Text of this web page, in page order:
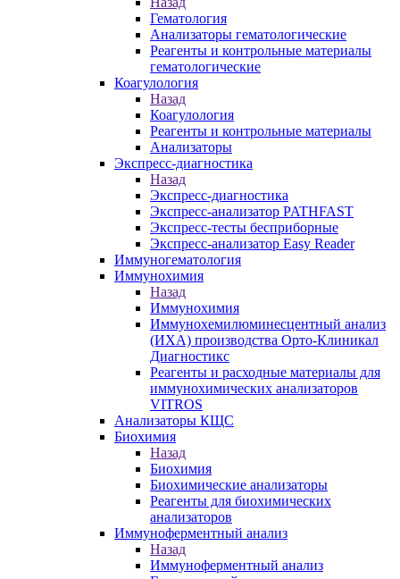
Гематология
Анализаторы гематологические
Реагенты и контрольные материалы
гематологические
Коагулология
Назад
Коагулология
Реагенты и контрольные материалы
Анализаторы
Экспресс-диагностика
Назад
Экспресс-диагностика
Экспресс-анализатор PATHFAST
Экспресс-тесты бесприборные
Экспресс-анализатор Easy Reader
Иммуногематология
Иммунохимия
Назад
Иммунохимия
Иммунохемилюминесцентный анализ
(ИХА) производства Орто-Клиникал
Диагностикс
Реагенты и расходные материалы для
иммунохимических анализаторов
VITROS
Анализаторы КЩС
Биохимия
Назад
Биохимия
Биохимические анализаторы
Реагенты для биохимических
анализаторов
Иммуноферментный анализ
Назад
Иммуноферментный анализ